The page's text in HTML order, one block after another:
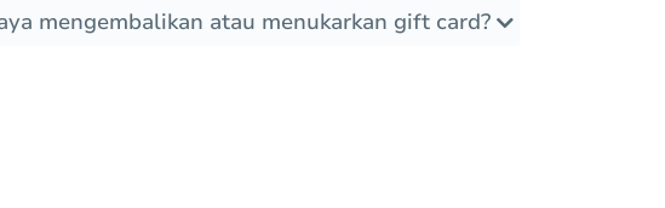
mengembalikan atau menukarkan gift card?